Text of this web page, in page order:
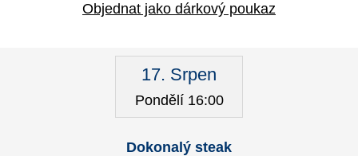
Objednat jako dárkový poukaz
17. Srpen
Pondělí 16:00
Dokonalý steak